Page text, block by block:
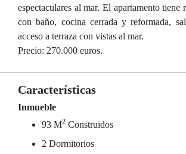
espectaculares al mar. El apartamento tiene
con baño, cocina cerrada y reformada,
acceso a terraza con vistas al mar.
Precio: 270.000 euros.
Características
Inmueble
93 M2 Construidos
2 Dormitorios